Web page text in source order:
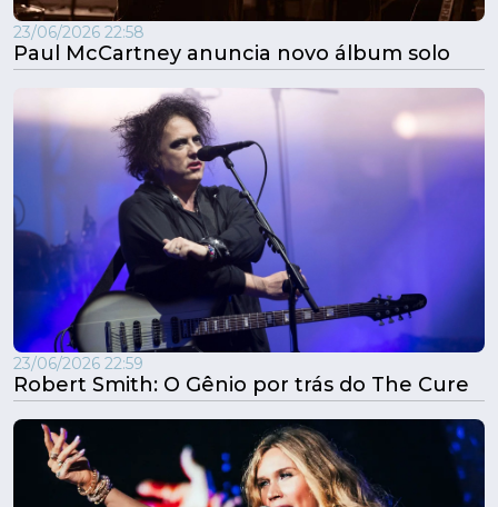
23/06/2026 22:58
Paul McCartney anuncia novo álbum solo
23/06/2026 22:59
Robert Smith: O Gênio por trás do The Cure